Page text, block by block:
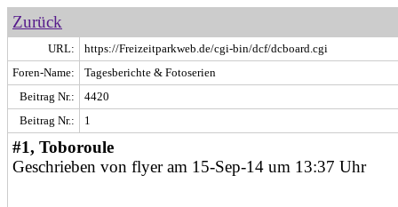
Zurück
URL:
https://Freizeitparkweb.de/cgi-bin/dcf/dcboard.cgi
Foren-Name:
Tagesberichte & Fotoserien
Beitrag Nr.:
4420
Beitrag Nr.:
1
#1, Toboroule
Geschrieben von flyer am 15-Sep-14 um 13:37 Uhr